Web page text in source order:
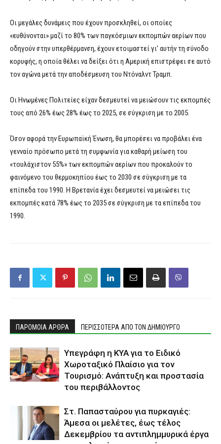
Οι μεγάλες δυνάμεις που έχουν προσκληθεί, οι οποίες
«ευθύνονται» μαζί το 80% των παγκόσμιων εκπομπών αερίων που
οδηγούν στην υπερθέρμανση, έχουν ετοιμαστεί γι’ αυτήν τη σύνοδο
κορυφής, η οποία θέλει να δείξει ότι η Αμερική επιστρέφει σε αυτό
τον αγώνα μετά την αποδέσμευση του Ντόναλντ Τραμπ.
Οι Ηνωμένες Πολιτείες είχαν δεσμευτεί να μειώσουν τις εκπομπές
τους από 26% έως 28% έως το 2025, σε σύγκριση με το 2005.
Όσον αφορά την Ευρωπαϊκή Ένωση, θα μπορέσει να προβάλει ένα
γενναίο πρόσωπο μετά τη συμφωνία για καθαρή μείωση του
«τουλάχιστον 55%» των εκπομπών αερίων που προκαλούν το
φαινόμενο του θερμοκηπίου έως το 2030 σε σύγκριση με τα
επίπεδα του 1990. Η Βρετανία έχει δεσμευτεί να μειώσει τις
εκπομπές κατά 78% έως το 2035 σε σύγκριση με τα επίπεδα του
1990.
ΠΑΡΟΜΟΙΑ ΑΡΘΡΑ ΠΕΡΙΣΣΟΤΕΡΑ ΑΠΟ ΤΟΝ ΔΗΜΙΟΥΡΓΟ
Υπεγράφη η ΚΥΑ για το Ειδικό
Χωροταξικό Πλαίσιο για τον
Τουρισμό: Ανάπτυξη και προστασία
του περιβάλλοντος
Στ. Παπασταύρου για πυρκαγιές:
Άμεσα οι μελέτες, έως τέλος
Δεκεμβρίου τα αντιπλημμυρικά έργα